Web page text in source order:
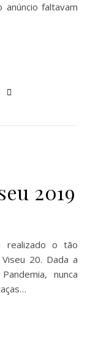
faltavam
2019
20. Dada a
nunca